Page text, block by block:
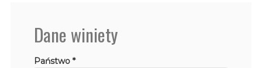
Dane winiety
Państwo *